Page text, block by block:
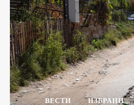
ВЕСТИ ИЗБРАНИ